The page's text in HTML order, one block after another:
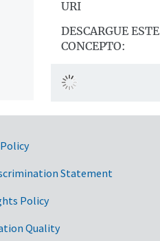
URI
DESCARGUE ESTE
CONCEPTO:
Statement
Policy
Quality